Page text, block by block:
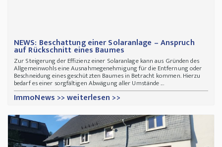
NEWS: Beschattung einer Solaranlage – Anspruch
auf Rückschnitt eines Baumes
Zur Steigerung der Effizienz einer Solaranlage kann aus Gründen des
Allgemeinwohls eine Ausnahmegenehmigung für die Entfernung oder
Beschneidung eines geschützten Baumes in Betracht kommen. Hierzu
bedarf es einer sorgfältigen Abwägung aller Umstände ...
ImmoNews >> weiterlesen >>